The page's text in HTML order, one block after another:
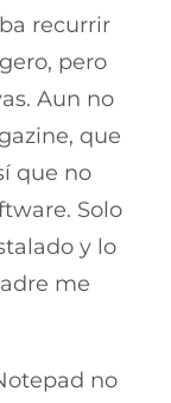
recurrir
pero
Aun no
que
que no
Solo
y lo
me
no